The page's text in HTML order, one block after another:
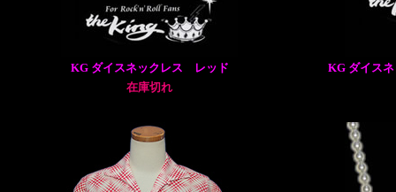
KG ダイスネックレス レッド
在庫切れ
KG ダイス